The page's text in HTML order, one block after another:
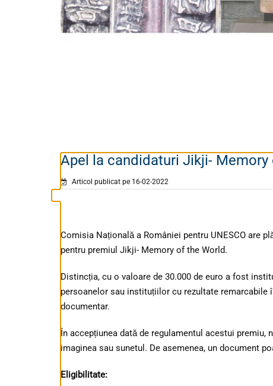
Apel la candidaturi Jikji- Memory
Articol publicat pe 16-02-2022
Comisia Națională a României pentru UNESCO are
pentru premiul Jikji- Memory of the World.
Distincția, cu o valoare de 30.000 de euro a fost
persoanelor sau instituțiilor cu rezultate
documentar.
În accepțiunea dată de regulamentul acestui
imaginea sau sunetul. De asemenea, un document
Eligibilitate: